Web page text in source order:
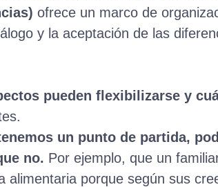
ofrece un marco de
y la aceptación de las
pueden flexibilizarse y
un punto de partida,
no. Por ejemplo, que un
alimentaria porque según sus